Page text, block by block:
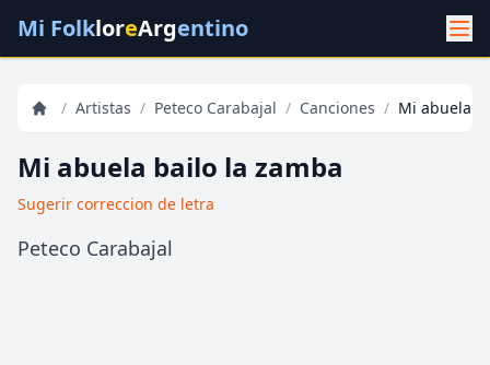
Mi FolkloreArgentino
/ Artistas / Peteco Carabajal / Canciones / Mi abuela
Mi abuela bailo la zamba
Sugerir correccion de letra
Peteco Carabajal